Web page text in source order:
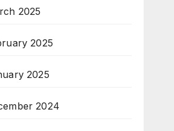
2025
2025
2025
2024